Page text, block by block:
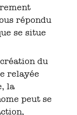
répondu
se situe
du
relayée
la
peut se